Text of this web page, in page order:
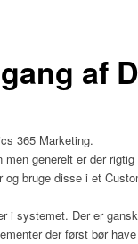
af
365 Marketing.
generelt er der
bruge disse i et
i systemet. Der er
der først bør